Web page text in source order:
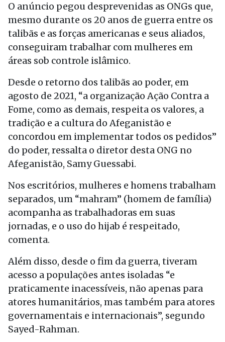
O anúncio pegou desprevenidas as ONGs que,
mesmo durante os 20 anos de guerra entre os
talibãs e as forças americanas e seus aliados,
conseguiram trabalhar com mulheres em
áreas sob controle islâmico.
Desde o retorno dos talibãs ao poder, em
agosto de 2021, “a organização Ação Contra a
Fome, como as demais, respeita os valores, a
tradição e a cultura do Afeganistão e
concordou em implementar todos os pedidos”
do poder, ressalta o diretor desta ONG no
Afeganistão, Samy Guessabi.
Nos escritórios, mulheres e homens trabalham
separados, um “mahram” (homem de família)
acompanha as trabalhadoras em suas
jornadas, e o uso do hijab é respeitado,
comenta.
Além disso, desde o fim da guerra, tiveram
acesso a populações antes isoladas “e
praticamente inacessíveis, não apenas para
atores humanitários, mas também para atores
governamentais e internacionais”, segundo
Sayed-Rahman.